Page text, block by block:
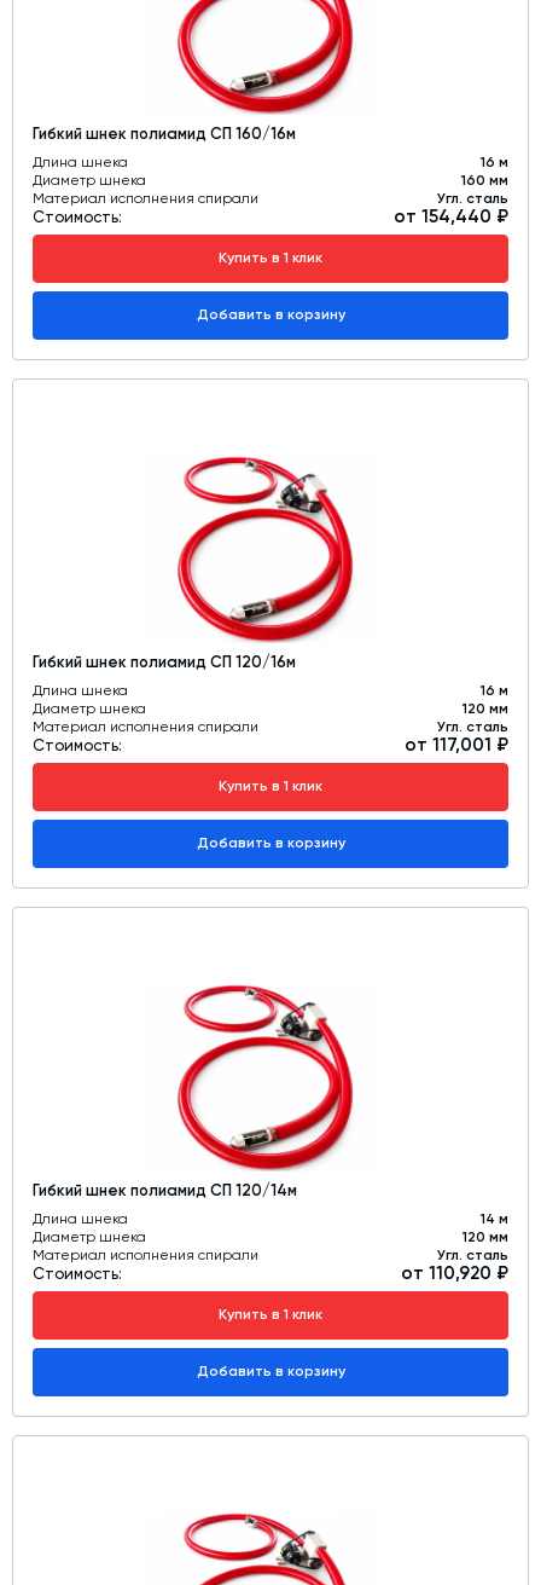
Гибкий шнек полиамид СП 160/16м
Длина шнека
16 м
Диаметр шнека
160 мм
Материал исполнения спирали
Угл. сталь
Стоимость: от 154,440 ₽
Купить в 1 клик
Добавить в корзину
Гибкий шнек полиамид СП 120/16м
Длина шнека
16 м
Диаметр шнека
120 мм
Материал исполнения спирали
Угл. сталь
Стоимость: от 117,001 ₽
Купить в 1 клик
Добавить в корзину
Гибкий шнек полиамид СП 120/14м
Длина шнека
14 м
Диаметр шнека
120 мм
Материал исполнения спирали
Угл. сталь
Стоимость: от 110,920 ₽
Купить в 1 клик
Добавить в корзину